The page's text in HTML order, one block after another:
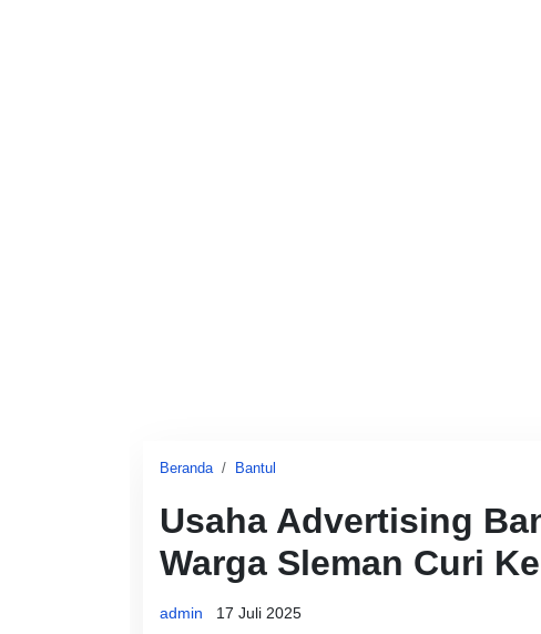
Beranda Bantul
Usaha Advertising
Warga Sleman Curi
admin 17 Juli 2025